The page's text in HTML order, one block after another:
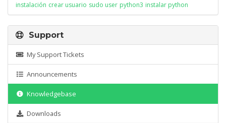
instalación crear usuario sudo user python3 instalar python
Support
My Support Tickets
Announcements
Knowledgebase
Downloads